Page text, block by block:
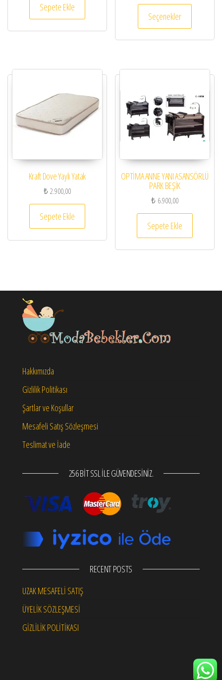
Sepete Ekle
Seçenekler
Bu
Kraft Dove Yaylı Yatak
₺2.900,00
Sepete Ekle
OPTİMA ANNE YANI ASANSÖRLÜ
PARK BEŞİK
₺ 6.900,00
Sepete Ekle
Hakkımızda
Gizlilik Politikası
Şartlar ve Koşullar
Mesafeli Satış Sözleşmesi
Teslimat ve İade
256 BIT SSL ILE GÜVENDESINIZ.
RECENT POSTS
UZAK MESAFELİ SATIŞ
ÜYELİK SÖZLEŞMESİ
GİZLİLİK POLİTİKASI